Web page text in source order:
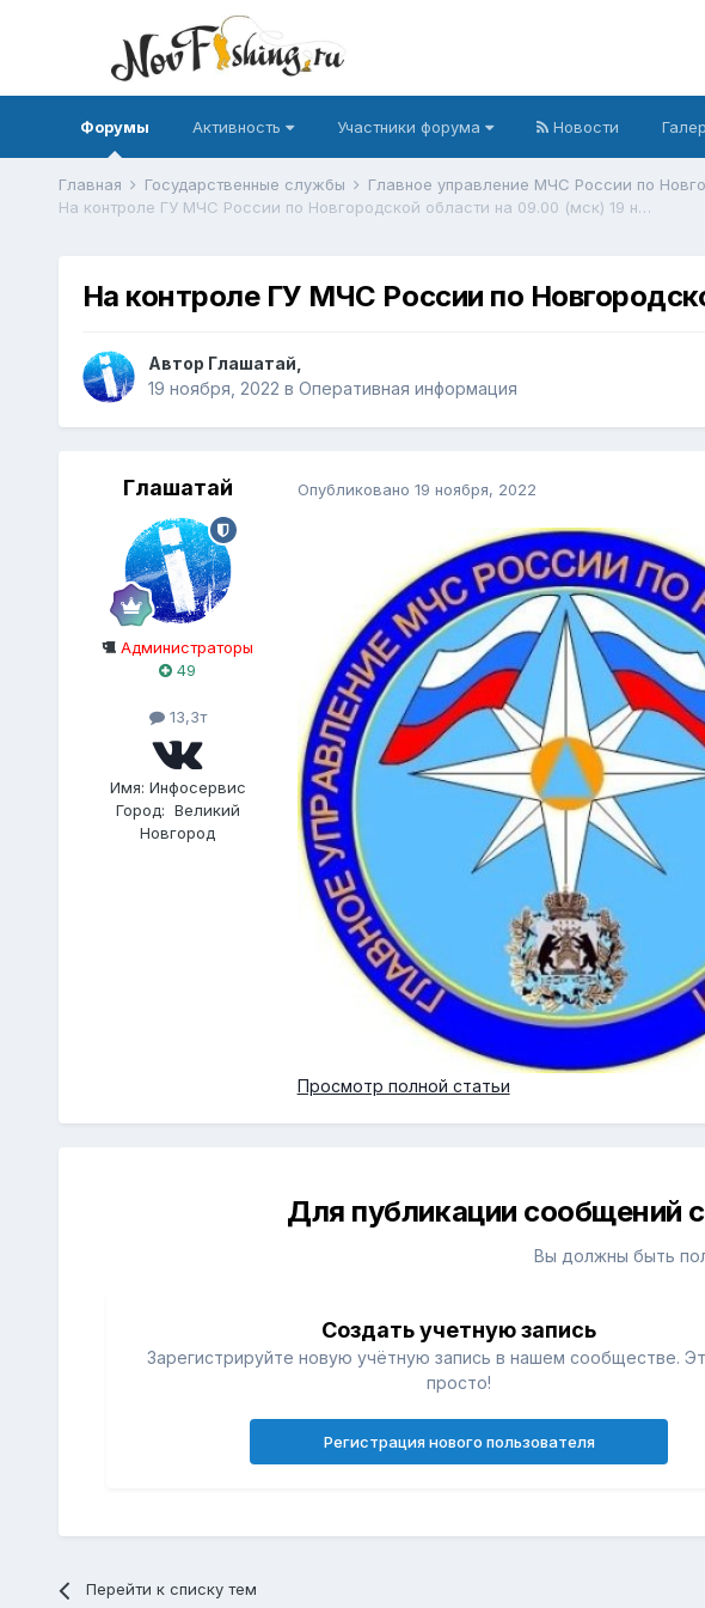
Форумы Активность Участники форума Новости
Главная Государственные службы Главное управление МЧС России по
На контроле ГУ МЧС России по Новгородской области на 09.00 (мск) 19 ноября 2022 г.
На контроле ГУ МЧС России по
Автор Глашатай
19 ноября, 2022 в Оперативная информация
Глашатай
Администраторы
49
13,3т
Имя: Инфосервис
Город: Великий
Новгород
Опубликовано 19 ноября, 2022
Просмотр полной статьи
Для публикации сообщений
Вы должны быть
Создать учетную запись
Зарегистрируйте новую учётную запись в нашем сообществе.
просто!
Регистрация нового пользователя
Перейти к списку тем